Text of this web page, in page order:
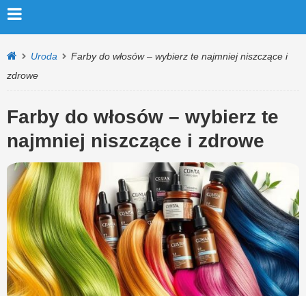
Uroda
Farby do włosów – wybierz te najmniej niszczące i
zdrowe
Farby do włosów – wybierz te
najmniej niszczące i zdrowe